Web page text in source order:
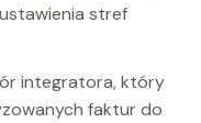
stref
integratora, który
faktur do